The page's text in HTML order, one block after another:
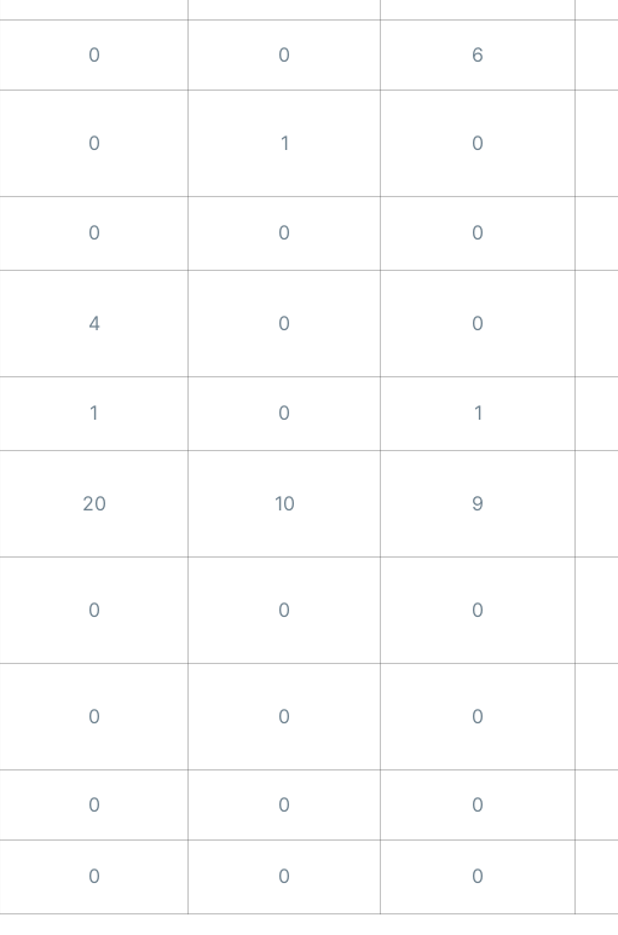
0 0 6
0 1 0
0 0 0
4 0 0
1 0 1
20 10 9
0 0 0
0 0 0
0 0 0
0 0 0